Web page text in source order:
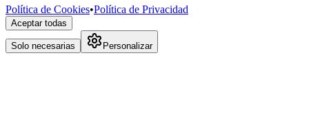
Política de Cookies•Política de Privacidad
Aceptar todas
Solo necesarias Personalizar